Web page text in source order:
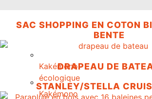
Kakémono
Kakémono
écologique
SAC SHOPPING EN COTON
BENTE
DRAPEAU DE
STANLEY/STELLA